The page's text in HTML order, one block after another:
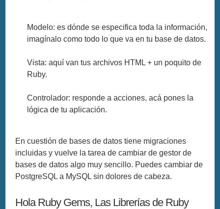
Modelo: es dónde se especifica toda la información,
imagínalo como todo lo que va en tu base de datos.
Vista: aquí van tus archivos HTML + un poquito de
Ruby.
Controlador: responde a acciones, acá pones la
lógica de tu aplicación.
En cuestión de bases de datos tiene migraciones
incluidas y vuelve la tarea de cambiar de gestor de
bases de datos algo muy sencillo. Puedes cambiar de
PostgreSQL a MySQL sin dolores de cabeza.
Hola Ruby Gems, Las Librerías de Ruby